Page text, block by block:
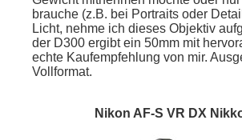
brauche (z.B. bei Portraits oder
Licht, nehme ich dieses Objektiv
der D300 ergibt ein 50mm mit
echte Kaufempfehlung von mir.
Vollformat.
Nikon AF-S VR DX